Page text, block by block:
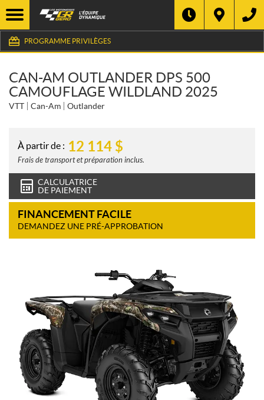
PROGRAMME PRIVILÈGES
CAN-AM OUTLANDER DPS 500
CAMOUFLAGE WILDLAND 2025
VTT Can-Am Outlander
À partir de : 12 114 $
Frais de transport et préparation inclus.
CALCULATRICE
DE PAIEMENT
FINANCEMENT FACILE
DEMANDEZ UNE PRÉ-APPROBATION